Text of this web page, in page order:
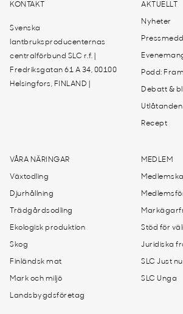
KONTAKT
Svenska
lantbruksproducenternas
centralförbund SLC r.f. |
Fredriksgatan 61 A 34, 00100
Helsingfors, FINLAND |
AKTUELLT
Nyheter
Podd:
Debatt &
Utlåtanden
Recept
VÅRA NÄRINGAR
Växtodling
Djurhållning
Trädgårdsodling
Ekologisk produktion
Skog
Finländsk mat
Mark och miljö
Landsbygdsföretag
MEDLEM
Stöd för
Juridiska
SLC Just nu
SLC Unga